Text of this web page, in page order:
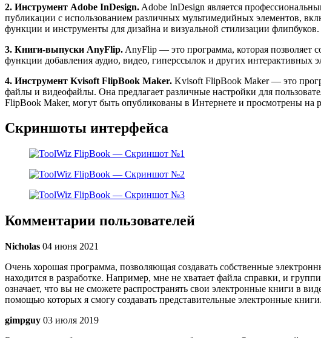
2. Инструмент Adobe InDesign. Adobe InDesign является
публикации с использованием различных мультимедийных элементов,
функции и инструменты для дизайна и визуальной стилизации флипбуков.
3. Книги-выпуски AnyFlip. AnyFlip — это программа, которая позволяет
функции добавления аудио, видео, гиперссылок и других
4. Инструмент Kvisoft FlipBook Maker. Kvisoft FlipBook Maker — это
файлы и видеофайлы. Она предлагает различные настройки для
FlipBook Maker, могут быть опубликованы в Интернете и просмотрены на
Скриншоты интерфейса
Комментарии пользователей
Nicholas 04 июня 2021
Очень хорошая программа, позволяющая создавать собственные
находится в разработке. Например, мне не хватает файла справки, и
означает, что вы не сможете распространять свои электронные книги в
помощью которых я смогу создавать представительные электронные книги.
gimpguy 03 июля 2019